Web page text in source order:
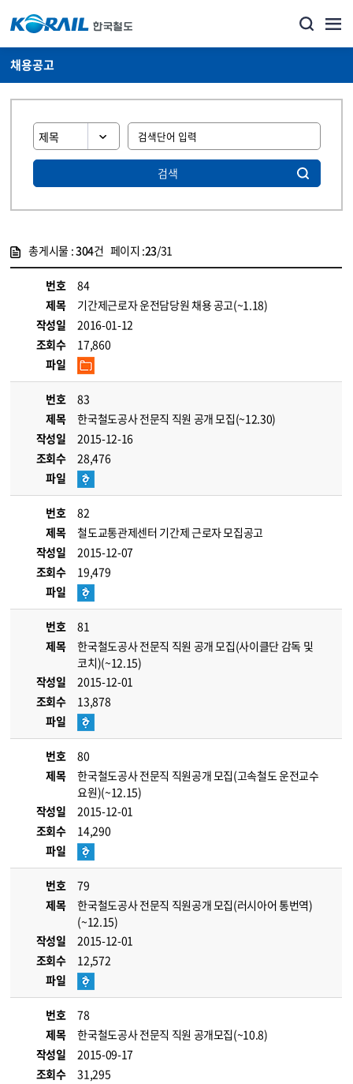
채용공고
검색
총게시물 :304건 페이지 :23/31
번호
84
제목
기간제근로자 운전담당원 채용 공고(~1.18)
작성일
2016-01-12
조회수
17,860
파일
번호
83
제목
한국철도공사 전문직 직원 공개 모집(~12.30)
작성일
2015-12-16
조회수
28,476
파일
번호
82
제목
철도교통관제센터 기간제 근로자 모집공고
작성일
2015-12-07
조회수
19,479
파일
번호
81
제목
한국철도공사 전문직 직원 공개 모집(사이클단 감독 및
코치)(~12.15)
작성일
2015-12-01
조회수
13,878
파일
번호
80
제목
한국철도공사 전문직 직원공개 모집(고속철도 운전교수
요원)(~12.15)
작성일
2015-12-01
조회수
14,290
파일
번호
79
제목
한국철도공사 전문직 직원공개 모집(러시아어 통번역)
(~12.15)
작성일
2015-12-01
조회수
12,572
파일
번호
78
제목
한국철도공사 전문직 직원 공개모집(~10.8)
작성일
2015-09-17
조회수
31,295